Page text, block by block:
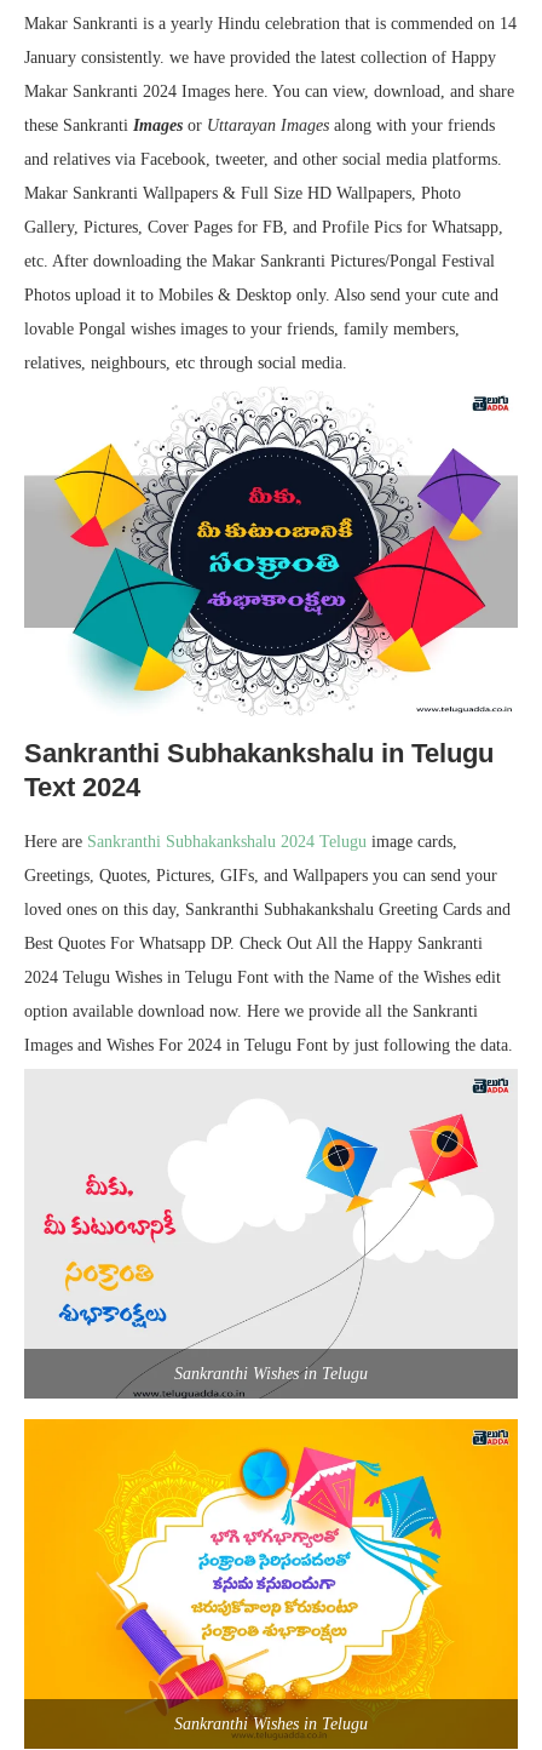
Makar Sankranti is a yearly Hindu celebration that is commended on 14
January consistently. we have provided the latest collection of Happy
Makar Sankranti 2024 Images here. You can view, download, and share
these Sankranti Images or Uttarayan Images along with your friends
and relatives via Facebook, tweeter, and other social media platforms.
Makar Sankranti Wallpapers & Full Size HD Wallpapers, Photo
Gallery, Pictures, Cover Pages for FB, and Profile Pics for Whatsapp,
etc. After downloading the Makar Sankranti Pictures/Pongal Festival
Photos upload it to Mobiles & Desktop only. Also send your cute and
lovable Pongal wishes images to your friends, family members,
relatives, neighbours, etc through social media.
Sankranthi Subhakankshalu in Telugu
Text 2024
Here are Sankranthi Subhakankshalu 2024 Telugu image cards,
Greetings, Quotes, Pictures, GIFs, and Wallpapers you can send your
loved ones on this day, Sankranthi Subhakankshalu Greeting Cards and
Best Quotes For Whatsapp DP. Check Out All the Happy Sankranti
2024 Telugu Wishes in Telugu Font with the Name of the Wishes edit
option available download now. Here we provide all the Sankranti
Images and Wishes For 2024 in Telugu Font by just following the data.
Sankranthi Wishes in Telugu
Sankranthi Wishes in Telugu